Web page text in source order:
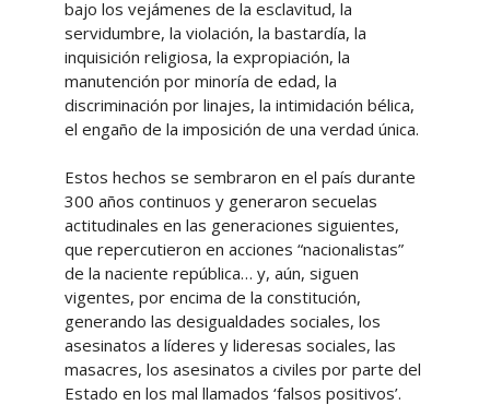
bajo los vejámenes de la esclavitud, la
servidumbre, la violación, la bastardía, la
inquisición religiosa, la expropiación, la
manutención por minoría de edad, la
discriminación por linajes, la intimidación bélica,
el engaño de la imposición de una verdad única.
Estos hechos se sembraron en el país durante
300 años continuos y generaron secuelas
actitudinales en las generaciones siguientes,
que repercutieron en acciones “nacionalistas”
de la naciente república… y, aún, siguen
vigentes, por encima de la constitución,
generando las desigualdades sociales, los
asesinatos a líderes y lideresas sociales, las
masacres, los asesinatos a civiles por parte del
Estado en los mal llamados ‘falsos positivos’.